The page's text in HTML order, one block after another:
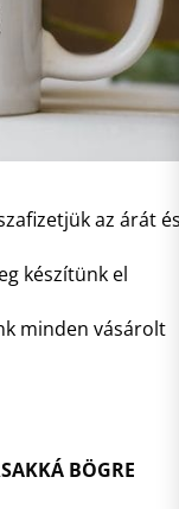
az árát
készítünk el
minden vásárolt
BÖGRE